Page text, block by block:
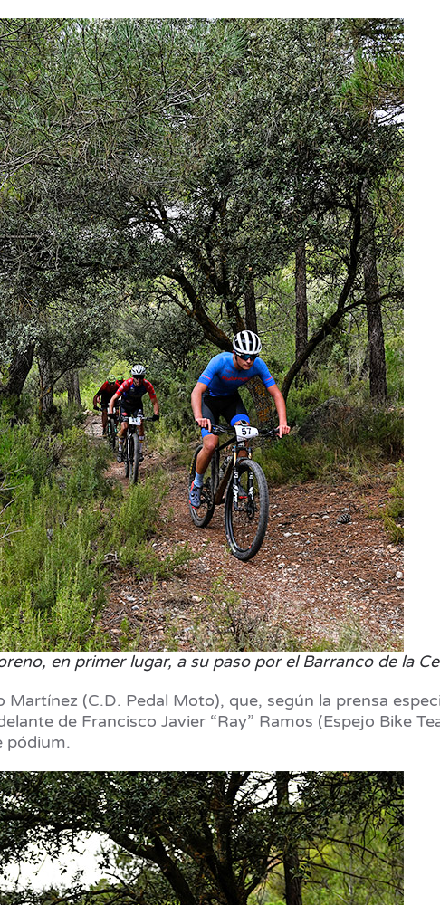
en primer lugar, a su paso por el Barranco de la
(C.D. Pedal Moto), que, según la prensa
de Francisco Javier “Ray” Ramos (Espejo Bike
pódium.